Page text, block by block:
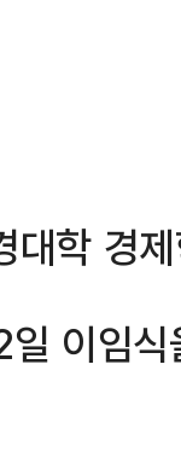
대학 경
이임